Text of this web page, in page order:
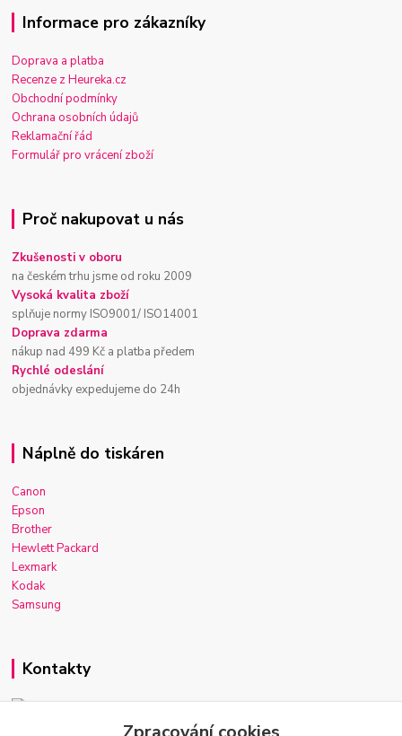
Informace pro zákazníky
Doprava a platba
Recenze z Heureka.cz
Obchodní podmínky
Ochrana osobních údajů
Reklamační řád
Formulář pro vrácení zboží
Proč nakupovat u nás
Zkušenosti v oboru
na českém trhu jsme od roku 2009
Vysoká kvalita zboží
splňuje normy ISO9001/ ISO14001
Doprava zdarma
nákup nad 499 Kč a platba předem
Rychlé odeslání
objednávky expedujeme do 24h
Náplně do tiskáren
Canon
Epson
Brother
Hewlett Packard
Lexmark
Kodak
Samsung
Kontakty